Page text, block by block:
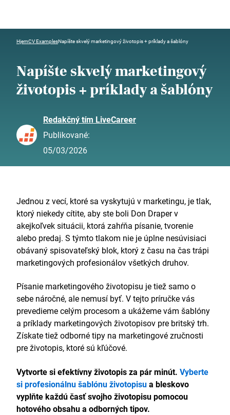
HjemCV ExamplesNapíšte skvelý marketingový životopis + príklady a šablóny
Napíšte skvelý marketingový
životopis + príklady a šablóny
Redakčný tím LiveCareer
Publikované:
05/03/2026
Jednou z vecí, ktoré sa vyskytujú v marketingu, je tlak,
ktorý niekedy cítite, aby ste boli Don Draper v
akejkoľvek situácii, ktorá zahŕňa písanie, tvorenie
alebo predaj. S týmto tlakom nie je úplne nesúvisiaci
obávaný spisovateľský blok, ktorý z času na čas trápi
marketingových profesionálov všetkých druhov.
Písanie marketingového životopisu je tiež samo o
sebe náročné, ale nemusí byť. V tejto príručke vás
prevedieme celým procesom a ukážeme vám šablóny
a príklady marketingových životopisov pre britský trh.
Získate tiež odborné tipy na marketingové zručnosti
pre životopis, ktoré sú kľúčové.
Vytvorte si efektívny životopis za pár minút. Vyberte
si profesionálnu šablónu životopisua bleskovo
vyplňte každú časť svojho životopisu pomocou
hotového obsahu a odborných tipov.